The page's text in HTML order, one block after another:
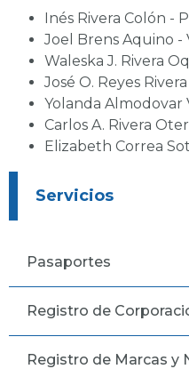
Inés Rivera Colón -
Joel Brens Aquino -
Waleska J. Rivera
José O. Reyes
Yolanda Almodovar
Carlos A. Rivera
Elizabeth Correa
Servicios
Pasaportes
Registro de
Registro de Marcas y